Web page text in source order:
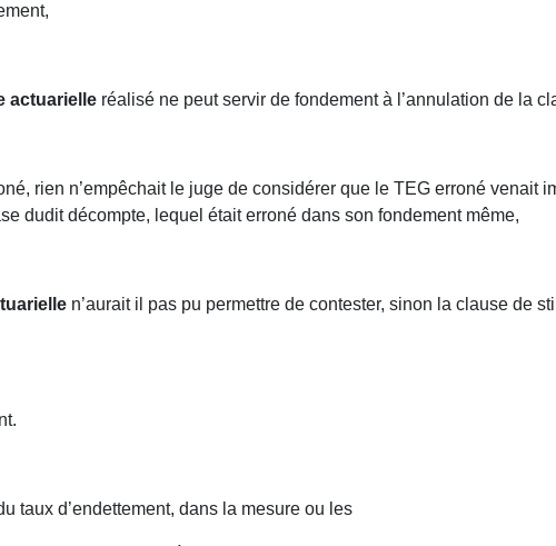
actuarielle réalisé ne peut servir de fondement à l’annulation de la
rien n’empêchait le juge de considérer que le TEG erroné venait
dudit décompte, lequel était erroné dans son fondement même,
n’aurait il pas pu permettre de contester, sinon la clause de
taux d’endettement, dans la mesure ou les